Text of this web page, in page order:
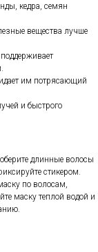
кедра, семян
вещества лучше
им потрясающий
и быстрого
длинные волосы
стикером.
по волосам,
маску теплой водой и